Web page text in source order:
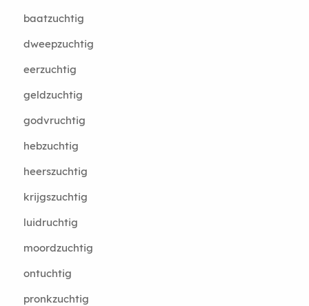
baatzuchtig
dweepzuchtig
eerzuchtig
geldzuchtig
godvruchtig
hebzuchtig
heerszuchtig
krijgszuchtig
luidruchtig
moordzuchtig
ontuchtig
pronkzuchtig